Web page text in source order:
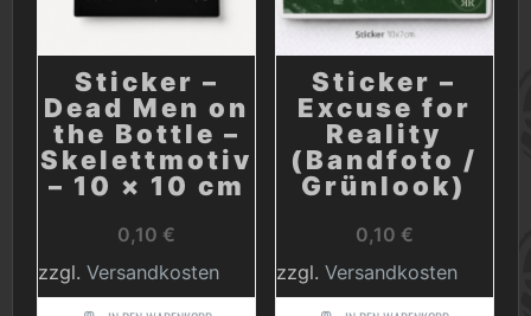
Sticker –
Dead Men on
the Bottle –
Skelettmotiv
– 10 × 10 cm
0,10€
zzgl. Versandkosten
Sticker –
Excuse for
Reality
(Bandfoto /
Grünlook)
0,10 €
zzgl. Versandkosten